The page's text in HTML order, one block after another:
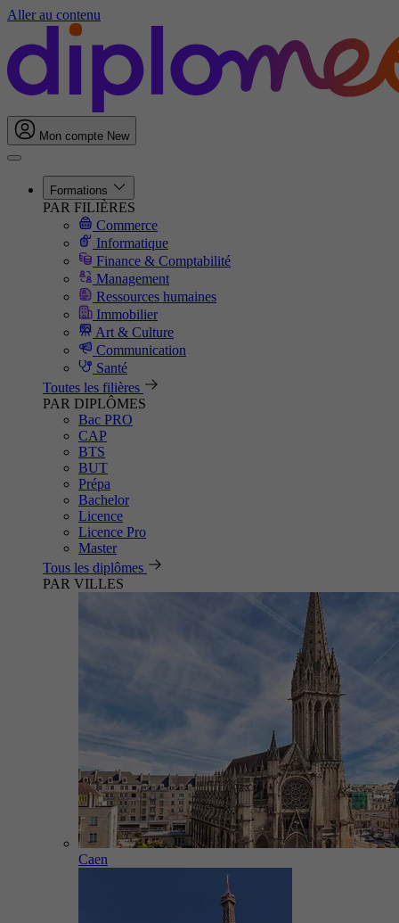
Aller au contenu
Mon compte New
Formations
PAR FILIÈRES
Commerce
Informatique
Finance & Comptabilité
Management
Ressources humaines
Immobilier
Art & Culture
Communication
Santé
Toutes les filières
PAR DIPLÔMES
Bac PRO
CAP
BTS
BUT
Prépa
Bachelor
Licence
Licence Pro
Master
Tous les diplômes
PAR VILLES
Caen